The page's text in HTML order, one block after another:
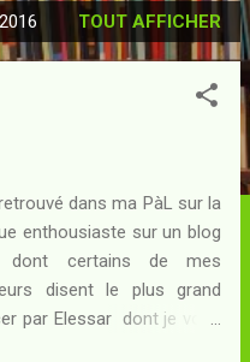
TOUT AFFICHER
dans ma PàL sur la
enthousiaste sur un blog
dont certains de mes
disent le plus grand
par Elessar dont je vous